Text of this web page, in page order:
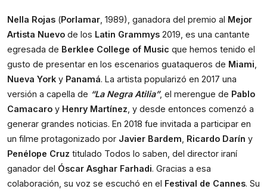
Nella Rojas (Porlamar , 1989), ganadora del premio al Mejor
Artista Nuevo de los Latin Grammys 2019, es una cantante
egresada de Berklee College of Music que hemos tenido el
gusto de presentar en los escenarios guataqueros de Miami
Nueva York y Panamá. La artista popularizó en 2017 una
versión a capella de “La Negra Atilia”, el merengue de Pablo
Camacaro y Henry Martínez , y desde entonces comenzó a
generar grandes noticias. En 2018 fue invitada a participar en
un filme protagonizado por Javier Bardem Ricardo Darín
Penélope Cruz titulado Todos lo saben, del director iraní
ganador del Óscar Asghar Farhadi. Gracias a esa
colaboración, su voz se escuchó en el Festival de Cannes. Su